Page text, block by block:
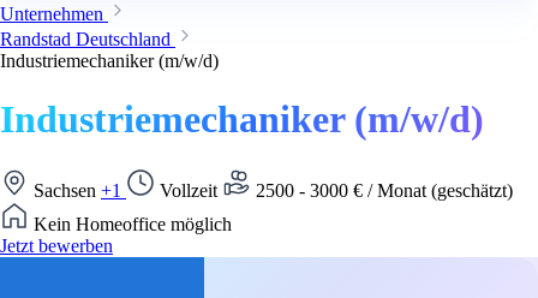
Unternehmen
Randstad Deutschland
Industriemechaniker (m/w/d)
Industriemechaniker (m/w/d)
Sachsen +1 Vollzeit
2500 - 3000 € / Monat (geschätzt)
Kein Homeoffice möglich
Jetzt bewerben